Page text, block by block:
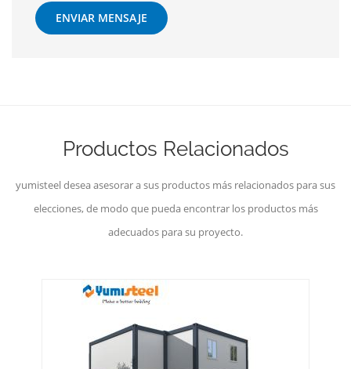
ENVIAR MENSAJE
Productos Relacionados
yumisteel desea asesorar a sus productos más relacionados para sus
elecciones, de modo que pueda encontrar los productos más
adecuados para su proyecto.